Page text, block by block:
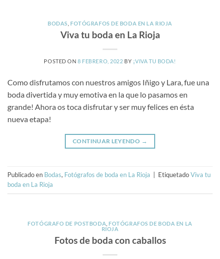
BODAS ,FOTÓGRAFOS DE BODA EN LA RIOJA
Viva tu boda en La Rioja
POSTED ON8 FEBRERO, 2022 BY ¡VIVA TU BODA!
Como disfrutamos con nuestros amigos Iñigo y Lara, fue una
boda divertida y muy emotiva en la que lo pasamos en
grande! Ahora os toca disfrutar y ser muy felices en ésta
nueva etapa!
CONTINUAR LEYENDO →
Publicado en Bodas, Fotógrafos de boda en La Rioja EtiquetadoViva tu
boda en La Rioja
FOTÓGRAFO DE POSTBODA ,FOTÓGRAFOS DE BODA EN LA
RIOJA
Fotos de boda con caballos